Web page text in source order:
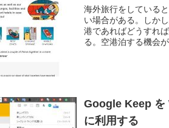
海外旅行をしている
い場合がある。しか
港であればどうすれ
る。空港泊する機会
Google Keep を
に利用する